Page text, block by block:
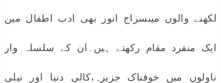
لکھنے والوں میںسراج انور بھی ادب اطفال مین
ایک منفرد مقام رکھتے ہیں۔ان کے سلسلہ وار
ناولوں میں خوفناک جزیرہ،کالی دنیا اور نیلی